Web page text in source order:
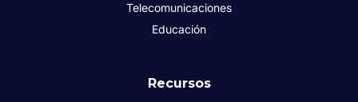
Telecomunicaciones
Educación
Recursos